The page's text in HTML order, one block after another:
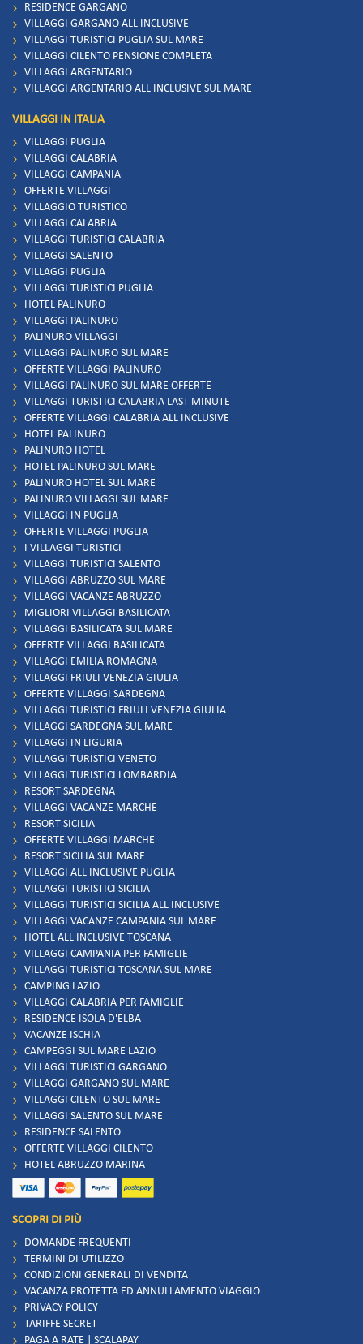
RESIDENCE GARGANO
VILLAGGI GARGANO ALL INCLUSIVE
VILLAGGI TURISTICI PUGLIA SUL MARE
VILLAGGI CILENTO PENSIONE COMPLETA
VILLAGGI ARGENTARIO
VILLAGGI ARGENTARIO ALL INCLUSIVE SUL MARE
VILLAGGI IN ITALIA
VILLAGGI PUGLIA
VILLAGGI CALABRIA
VILLAGGI CAMPANIA
OFFERTE VILLAGGI
VILLAGGIO TURISTICO
VILLAGGI CALABRIA
VILLAGGI TURISTICI CALABRIA
VILLAGGI SALENTO
VILLAGGI PUGLIA
VILLAGGI TURISTICI PUGLIA
HOTEL PALINURO
VILLAGGI PALINURO
PALINURO VILLAGGI
VILLAGGI PALINURO SUL MARE
OFFERTE VILLAGGI PALINURO
VILLAGGI PALINURO SUL MARE OFFERTE
VILLAGGI TURISTICI CALABRIA LAST MINUTE
OFFERTE VILLAGGI CALABRIA ALL INCLUSIVE
HOTEL PALINURO
PALINURO HOTEL
HOTEL PALINURO SUL MARE
PALINURO HOTEL SUL MARE
PALINURO VILLAGGI SUL MARE
VILLAGGI IN PUGLIA
OFFERTE VILLAGGI PUGLIA
I VILLAGGI TURISTICI
VILLAGGI TURISTICI SALENTO
VILLAGGI ABRUZZO SUL MARE
VILLAGGI VACANZE ABRUZZO
MIGLIORI VILLAGGI BASILICATA
VILLAGGI BASILICATA SUL MARE
OFFERTE VILLAGGI BASILICATA
VILLAGGI EMILIA ROMAGNA
VILLAGGI FRIULI VENEZIA GIULIA
OFFERTE VILLAGGI SARDEGNA
VILLAGGI TURISTICI FRIULI VENEZIA GIULIA
VILLAGGI SARDEGNA SUL MARE
VILLAGGI IN LIGURIA
VILLAGGI TURISTICI VENETO
VILLAGGI TURISTICI LOMBARDIA
RESORT SARDEGNA
VILLAGGI VACANZE MARCHE
RESORT SICILIA
OFFERTE VILLAGGI MARCHE
RESORT SICILIA SUL MARE
VILLAGGI ALL INCLUSIVE PUGLIA
VILLAGGI TURISTICI SICILIA
VILLAGGI TURISTICI SICILIA ALL INCLUSIVE
VILLAGGI VACANZE CAMPANIA SUL MARE
HOTEL ALL INCLUSIVE TOSCANA
VILLAGGI CAMPANIA PER FAMIGLIE
VILLAGGI TURISTICI TOSCANA SUL MARE
CAMPING LAZIO
VILLAGGI CALABRIA PER FAMIGLIE
RESIDENCE ISOLA D'ELBA
VACANZE ISCHIA
CAMPEGGI SUL MARE LAZIO
VILLAGGI TURISTICI GARGANO
VILLAGGI GARGANO SUL MARE
VILLAGGI CILENTO SUL MARE
VILLAGGI SALENTO SUL MARE
RESIDENCE SALENTO
OFFERTE VILLAGGI CILENTO
HOTEL ABRUZZO MARINA
SCOPRI DI PIÙ
DOMANDE FREQUENTI
TERMINI DI UTILIZZO
CONDIZIONI GENERALI DI VENDITA
VACANZA PROTETTA ED ANNULLAMENTO VIAGGIO
PRIVACY POLICY
TARIFFE SECRET
PAGA A RATE | SCALAPAY